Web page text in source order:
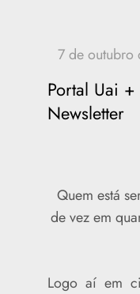
Portal Uai
Newsletter
Quem está
de vez em
Logo aí em